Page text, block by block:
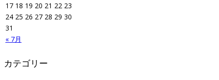
« 7月
17 18 19 20 21 22 23
24 25 26 27 28 29 30
31
カテゴリー